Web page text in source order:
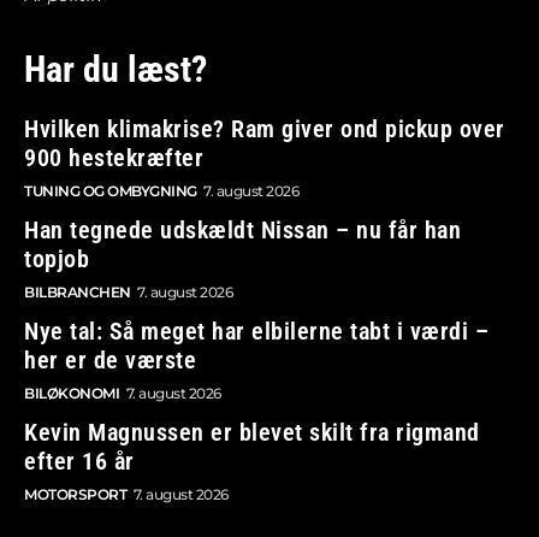
Har du læst?
Hvilken klimakrise? Ram giver ond pickup over
900 hestekræfter
TUNING OG OMBYGNING 7. august 2026
Han tegnede udskældt Nissan – nu får han
topjob
BILBRANCHEN 7. august 2026
Nye tal: Så meget har elbilerne tabt i værdi –
her er de værste
BILØKONOMI 7. august 2026
Kevin Magnussen er blevet skilt fra rigmand
efter 16 år
MOTORSPORT 7. august 2026